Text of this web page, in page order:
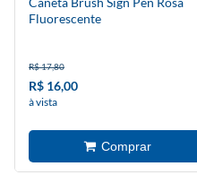
Fluorescente
R$ 17,80
R$ 16,00
à vista